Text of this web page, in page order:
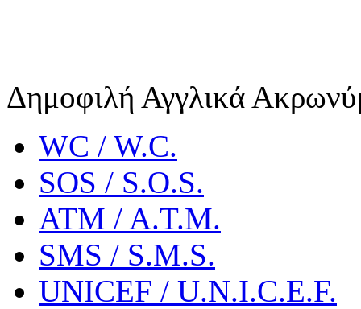
Δημοφιλή Αγγλικά
WC / W.C.
SOS / S.O.S.
ATM / A.T.M.
SMS / S.M.S.
UNICEF / U.N.I.C.E.F.